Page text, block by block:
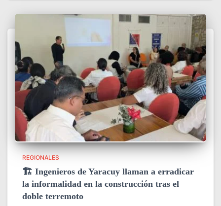
REGIONALES
🏗️ Ingenieros de Yaracuy llaman a erradicar
la informalidad en la construcción tras el
doble terremoto